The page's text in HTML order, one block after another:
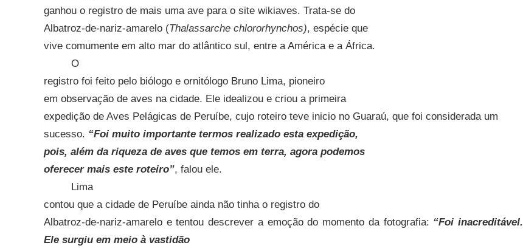
ganhou o registro de mais uma ave para o site wikiaves. Trata-se do
Albatroz-de-nariz-amarelo (Thalassarche chlororhynchos), espécie que
vive comumente em alto mar do atlântico sul, entre a América e a África.
O
registro foi feito pelo biólogo e ornitólogo Bruno Lima, pioneiro
em observação de aves na cidade. Ele idealizou e criou a primeira
expedição de Aves Pelágicas de Peruíbe, cujo roteiro teve inicio no Guaraú, que foi considerada um
sucesso. “Foi muito importante termos realizado esta expedição,
pois, além da riqueza de aves que temos em terra, agora podemos
oferecer mais este roteiro”, falou ele.
Lima
contou que a cidade de Peruíbe ainda não tinha o registro do
Albatroz-de-nariz-amarelo e tentou descrever a emoção do momento da fotografia: “Foi inacreditável.
Ele surgiu em meio à vastidão